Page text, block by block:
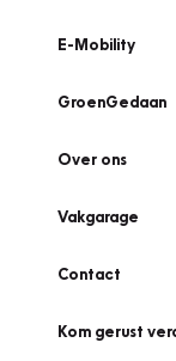
E-Mobility
GroenGedaan
Over ons
Vakgarage
Contact
Kom gerust